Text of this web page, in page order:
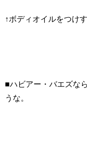
↑ボディオイルをつけ
■ハビアー・バエズな
うな。